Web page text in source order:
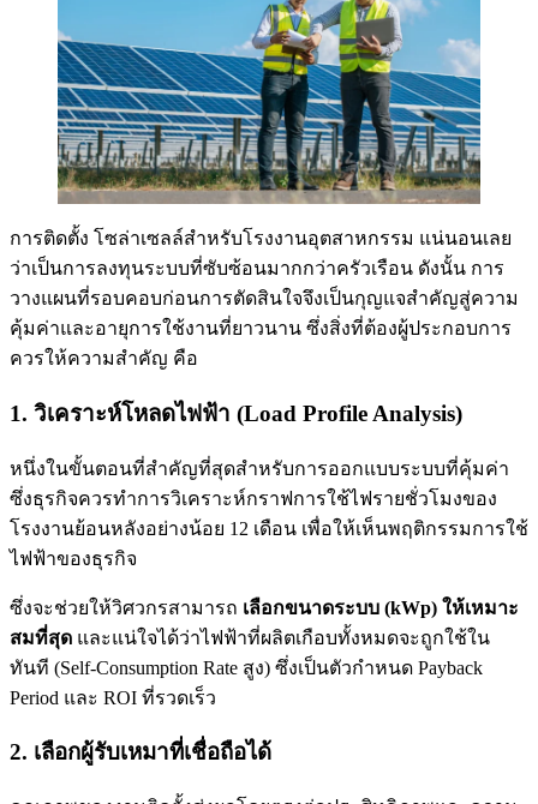
การติดตั้ง โซล่าเซลล์สําหรับโรงงานอุตสาหกรรม แน่นอนเลย
ว่าเป็นการลงทุนระบบที่ซับซ้อนมากกว่าครัวเรือน ดังนั้น การ
วางแผนที่รอบคอบก่อนการตัดสินใจจึงเป็นกุญแจสำคัญสู่ความ
คุ้มค่าและอายุการใช้งานที่ยาวนาน ซึ่งสิ่งที่ต้องผู้ประกอบการ
ควรให้ความสำคัญ คือ
1. วิเคราะห์โหลดไฟฟ้า (Load Profile Analysis)
หนึ่งในขั้นตอนที่สำคัญที่สุดสำหรับการออกแบบระบบที่คุ้มค่า
ซึ่งธุรกิจควรทำการวิเคราะห์กราฟการใช้ไฟรายชั่วโมงของ
โรงงานย้อนหลังอย่างน้อย 12 เดือน เพื่อให้เห็นพฤติกรรมการใช้
ไฟฟ้าของธุรกิจ
ซึ่งจะช่วยให้วิศวกรสามารถ เลือกขนาดระบบ (kWp) ให้เหมาะ
สมที่สุด และแน่ใจได้ว่าไฟฟ้าที่ผลิตเกือบทั้งหมดจะถูกใช้ใน
ทันที (Self-Consumption Rate สูง) ซึ่งเป็นตัวกำหนด Payback
Period และ ROI ที่รวดเร็ว
2. เลือกผู้รับเหมาที่เชื่อถือได้